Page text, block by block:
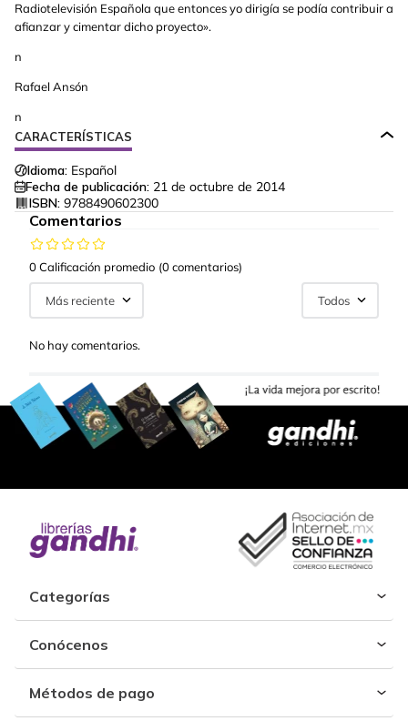
Radiotelevisión Española que entonces yo dirigía se podía contribuir a
afianzar y cimentar dicho proyecto».
n
Rafael Ansón
n
CARACTERÍSTICAS
Idioma: Español
Fecha de publicación: 21 de octubre de 2014
ISBN: 9788490602300
Comentarios
0 Calificación promedio (0 comentarios)
Más reciente Todos
No hay comentarios.
Categorías
Conócenos
Métodos de pago